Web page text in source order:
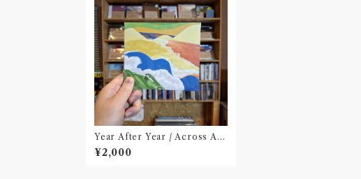
Year After Year / Across All
We Know(CD)〝京都〟
¥2,000